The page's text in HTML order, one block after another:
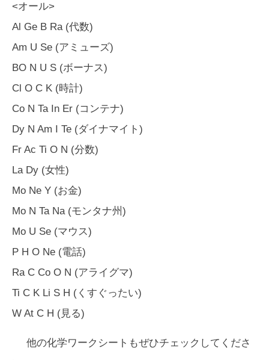
<オール>
Al Ge B Ra (代数)
Am U Se (アミューズ)
BO N U S (ボーナス)
Cl O C K (時計)
Co N Ta In Er (コンテナ)
Dy N Am I Te (ダイナマイト)
Fr Ac Ti O N (分数)
La Dy (女性)
Mo Ne Y (お金)
Mo N Ta Na (モンタナ州)
Mo U Se (マウス)
P H O Ne (電話)
Ra C Co O N (アライグマ)
Ti C K Li S H (くすぐったい)
W At C H (見る)
他の化学ワークシートもぜひチェックしてくださ